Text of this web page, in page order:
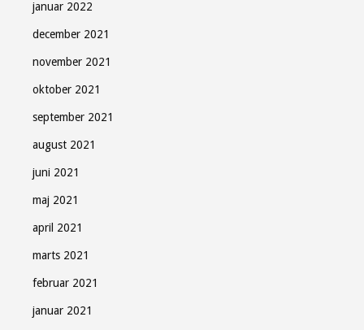
januar 2022
december 2021
november 2021
oktober 2021
september 2021
august 2021
juni 2021
maj 2021
april 2021
marts 2021
februar 2021
januar 2021